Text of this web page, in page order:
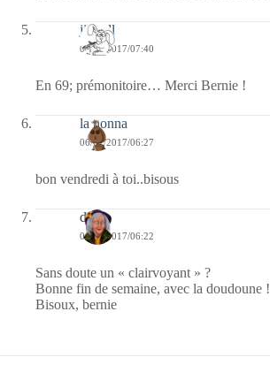
jill bill
06/01/2017/07:40
En 69; prémonitoire… Merci Bernie !
la nonna
06/01/2017/06:27
bon vendredi à toi..bisous
dom
06/01/2017/06:22
Sans doute un « clairvoyant » ?
Bonne fin de semaine, avec la doudoune !
Bisoux, bernie